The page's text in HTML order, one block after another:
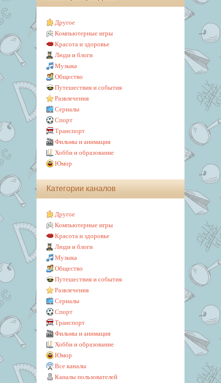
Другое
Компьютерные игры
Красота и здоровье
Люди и блоги
Музыка
Общество
Путешествия и события
Развлечения
Сериалы
Спорт
Транспорт
Фильмы и анимация
Хобби и образование
Юмор
Категории каналов
Другое
Компьютерные игры
Красота и здоровье
Люди и блоги
Музыка
Общество
Путешествия и события
Развлечения
Сериалы
Спорт
Транспорт
Фильмы и анимация
Хобби и образование
Юмор
Все каналы
Каналы пользователей